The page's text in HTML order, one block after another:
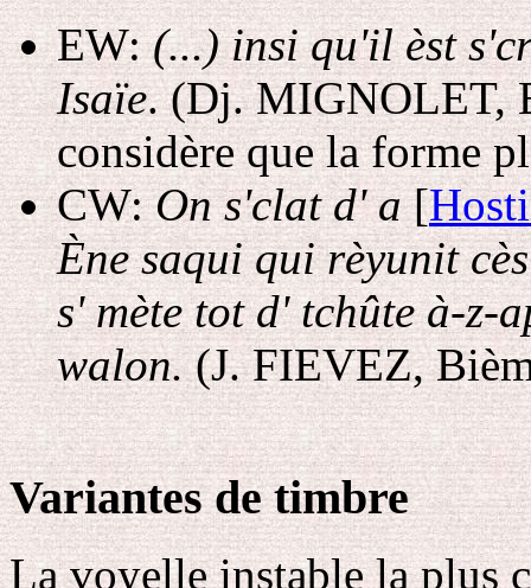
EW:(...) insi qu'il èst
Isaïe. (Dj. MIGNOLET,
considère que la forme
CW:On s'clat d' a[
Ène saqui qui rèyunit
s' mète tot d' tchûte à-z-
walon.(J. FIEVEZ,
Variantes de timbre
La voyelle instable la plus